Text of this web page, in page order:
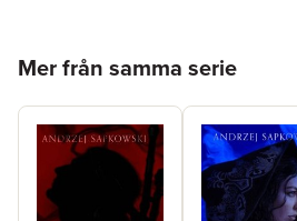
Mer från samma serie